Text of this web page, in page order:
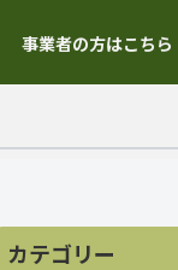
事業者の方はこちら
カテゴリー